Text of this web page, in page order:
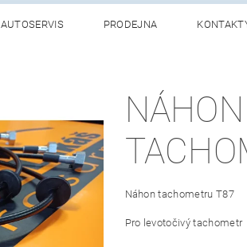
AUTOSERVIS PRODEJNA
NÁHON
Náhon tachometru T87
Pro levotočivý tachometr